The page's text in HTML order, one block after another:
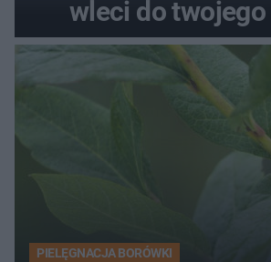
wleci do
PIELĘGNACJA BORÓWKI